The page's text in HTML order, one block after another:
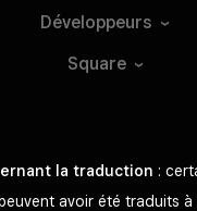
Développeurs
Square
la traduction :
avoir été traduits à